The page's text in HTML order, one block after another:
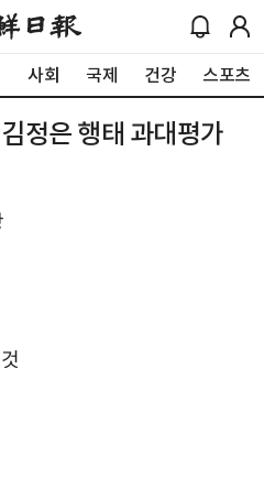
사회 국제 건강 스포츠
정은 행태 과대평가